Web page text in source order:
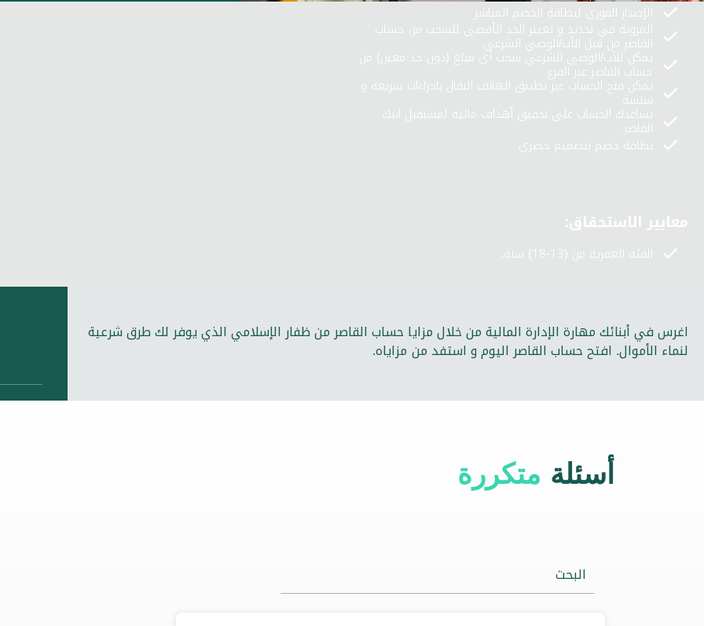
الإصدار الفوري لبطاقة الخصم المباشر
المرونة في تحديد و تغيير الحد الأقصى للسحب من حساب
القاصر من قبل الأب/الوصي الشرعي
يمكن للأب/الوصي الشرعي سحب أي مبلغ (دون حد معين) من
حساب القاصر عبر الفرع
يمكن فتح الحساب عبر تطبيق الهاتف النقال باجراءات سريعة و
سلسة
يساعدك الحساب على تحقيق أهداف مالية لمستقبل ابنك
القاصر
بطاقة خصم بتصميم حصري
معايير الاستحقاق:
الفئة العمرية من (13-18) سنة.
اغرس في أبنائك مهارة الإدارة المالية من خلال مزايا حساب القاصر من ظفار الإسلامي الذي يوفر لك طرق شرعية
لنماء الأموال. افتح حساب القاصر اليوم و استفد من مزاياه.
أسئلة متكررة
البحث